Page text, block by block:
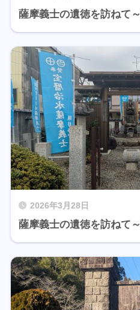
薩摩義士の遺徳を訪ねて
2026年3月28日
薩摩義士の遺徳を訪ねて